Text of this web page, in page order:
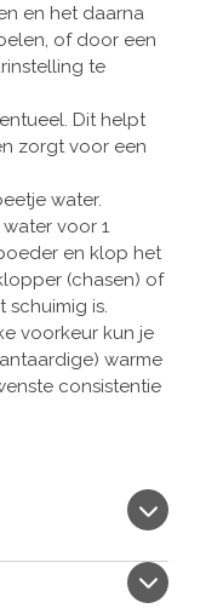
en het daarna
of door een
te
Dit helpt
zorgt voor een
water.
voor 1
en klop het
(chasen) of
schuimig is.
voorkeur kun je
warme
consistentie